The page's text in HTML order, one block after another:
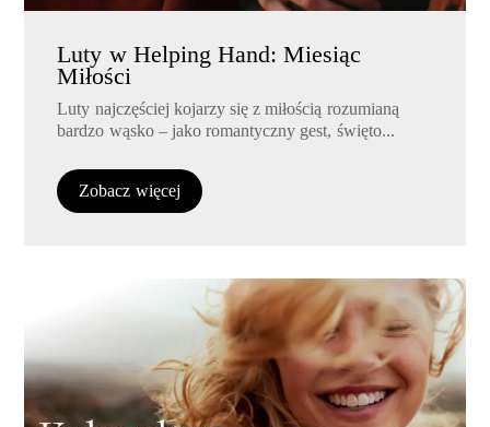
Luty w Helping Hand: Miesiąc
Miłości
Luty najczęściej kojarzy się z miłością rozumianą
bardzo wąsko – jako romantyczny gest, święto...
Zobacz więcej